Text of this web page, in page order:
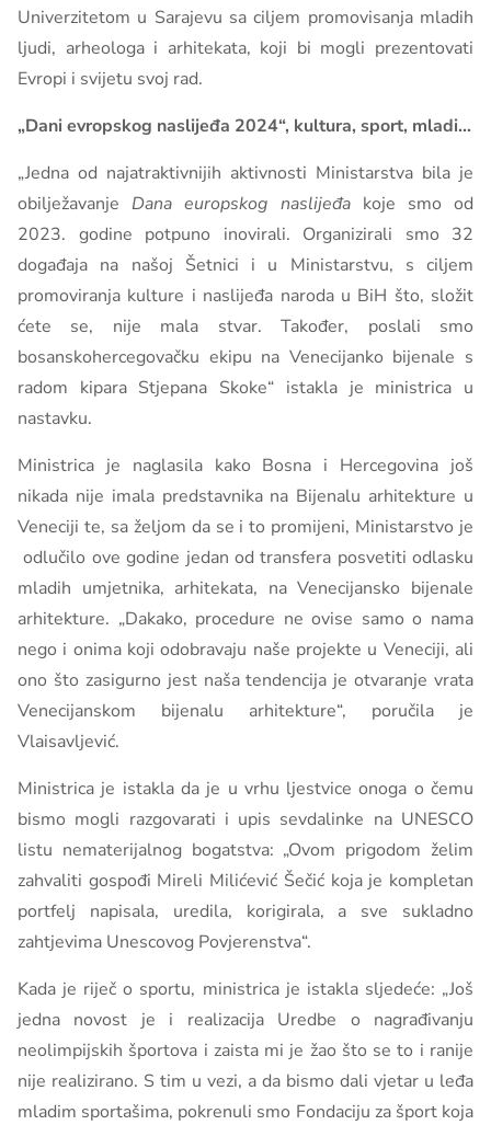
Univerzitetom u Sarajevu sa ciljem promovisanja mladih
ljudi, arheologa i arhitekata, koji bi mogli prezentovati
Evropi i svijetu svoj rad.
„Dani evropskog naslijeđa 2024“, kultura, sport, mladi…
„Jedna od najatraktivnijih aktivnosti Ministarstva bila je
obilježavanje Dana europskog naslijeđakoje smo od
2023. godine potpuno inovirali. Organizirali smo 32
događaja na našoj Šetnici i u Ministarstvu, s ciljem
promoviranja kulture i naslijeđa naroda u BiH što, složit
ćete se, nije mala stvar. Također, poslali smo
bosanskohercegovačku ekipu na Venecijanko bijenale s
radom kipara Stjepana Skoke“ istakla je ministrica u
nastavku.
Ministrica je naglasila kako Bosna i Hercegovina još
nikada nije imala predstavnika na Bijenalu arhitekture u
Veneciji te, sa željom da se i to promijeni, Ministarstvo je
odlučilo ove godine jedan od transfera posvetiti odlasku
mladih umjetnika, arhitekata, na Venecijansko bijenale
arhitekture. „Dakako, procedure ne ovise samo o nama
nego i onima koji odobravaju naše projekte u Veneciji, ali
ono što zasigurno jest naša tendencija je otvaranje vrata
Venecijanskom bijenalu arhitekture“, poručila je
Vlaisavljević.
Ministrica je istakla da je u vrhu ljestvice onoga o čemu
bismo mogli razgovarati i upis sevdalinke na UNESCO
listu nematerijalnog bogatstva: „Ovom prigodom želim
zahvaliti gospođi Mireli Milićević Šečić koja je kompletan
portfelj napisala, uredila, korigirala, a sve sukladno
zahtjevima Unescovog Povjerenstva“.
Kada je riječ o sportu, ministrica je istakla sljedeće: „Još
jedna novost je i realizacija Uredbe o nagrađivanju
neolimpijskih športova i zaista mi je žao što se to i ranije
nije realizirano. S tim u vezi, a da bismo dali vjetar u leđa
mladim sportašima, pokrenuli smo Fondaciju za šport koja